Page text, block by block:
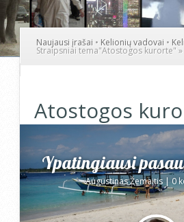
Naujausi įrašai • Kelionių vadovai •
Straipsniai tema"Atostogos kurorte" »
Atostogos
Ypatingiausi
Augustinas Žemaitis | 0